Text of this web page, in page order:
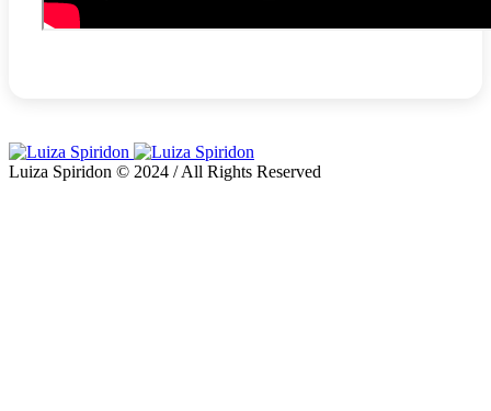
Luiza Spiridon © 2024 / All Rights Reserved